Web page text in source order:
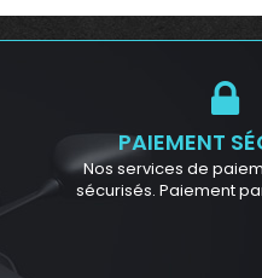
PAIEMENT
Nos services de
sécurisés. Paiement